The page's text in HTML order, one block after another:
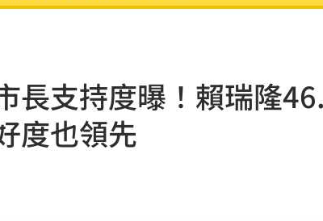
造假 姜厚任女友發聲了
添陸妻二審下場慘 11:56
蘇巧慧：要做最強後盾
出國！突崩潰大哭
人曝「這裡」出狀況
長支持度曝！賴瑞隆
也領先